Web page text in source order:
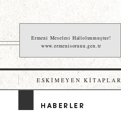
Ermeni Meselesi Hallolunmuştur!
www.ermenisorunu.gen.tr
ESKIMEYEN KITAPLAR
HABERLER